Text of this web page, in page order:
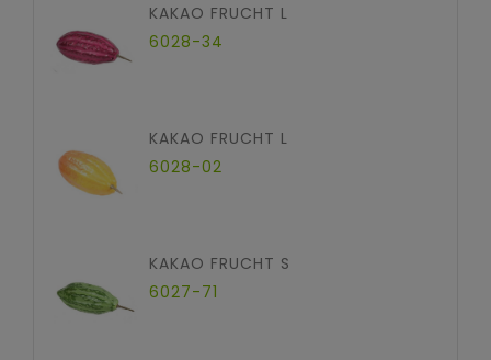
KAKAO FRUCHT L
6028-34
KAKAO FRUCHT L
6028-02
KAKAO FRUCHT S
6027-71